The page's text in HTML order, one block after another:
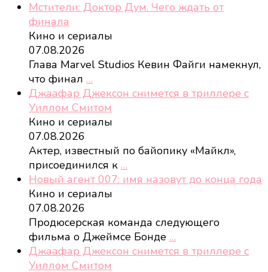
Мстители: Доктор Дум. Чего ждать от
финала
Кино и сериалы
07.08.2026
Глава Marvel Studios Кевин Файги намекнул,
что финал …
Джаафар Джексон снимется в триллере с
Уиллом Смитом
Кино и сериалы
07.08.2026
Актер, известный по байопику «Майкл»,
присоединился к …
Новый агент 007: имя назовут до конца года
Кино и сериалы
07.08.2026
Продюсерская команда следующего
фильма о Джеймсе Бонде …
Джаафар Джексон снимется в триллере с
Уиллом Смитом